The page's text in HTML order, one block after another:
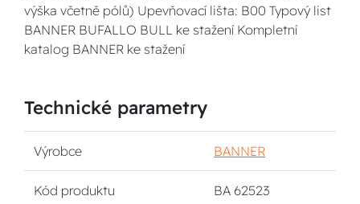
výška včetně pólů) Upevňovací lišta: B00 Typový list
BANNER BUFALLO BULL ke stažení Kompletní
katalog BANNER ke stažení
Technické parametry
Výrobce BANNER
Kód produktu BA 62523